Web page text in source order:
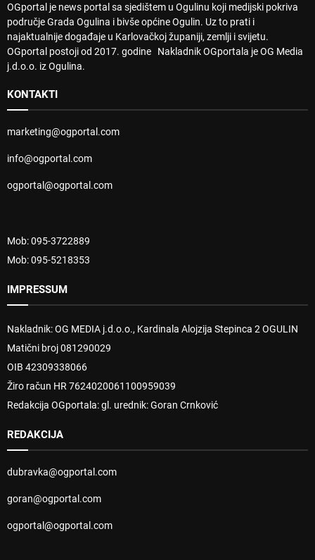
OGportal je news portal sa sjedištem u Ogulinu koji medijski pokriva
područje Grada Ogulina i bivše općine Ogulin. Uz to prati i
najaktualnije događaje u Karlovačkoj županiji, zemlji i svijetu.
OGportal postoji od 2017. godine Nakladnik OGportala je OG Media
j.d.o.o. iz Ogulina.
KONTAKTI
marketing@ogportal.com
info@ogportal.com
ogportal@ogportal.com
Mob: 095-3722889
Mob: 095-5218353
IMPRESSUM
Nakladnik: OG MEDIA j.d.o.o., Kardinala Alojzija Stepinca 2 OGULIN
Matični broj 081290029
OIB 42309338066
Žiro račun HR 7624020061100959039
Redakcija OGportala: gl. urednik: Goran Crnković
REDAKCIJA
dubravka@ogportal.com
goran@ogportal.com
ogportal@ogportal.com